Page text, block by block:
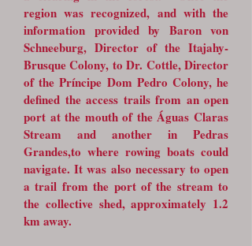
region was recognized, and with the
information provided by Baron von
Schneeburg, Director of the Itajahy-
Brusque Colony, to Dr. Cottle, Director
of the Príncipe Dom Pedro Colony, he
defined the access trails from an open
port at the mouth of the Águas Claras
Stream and another in Pedras
Grandes,to where rowing boats could
navigate. It was also necessary to open
a trail from the port of the stream to
the collective shed, approximately 1.2
km away.